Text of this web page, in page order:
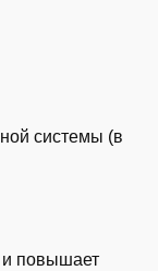
системы (в
и повышает